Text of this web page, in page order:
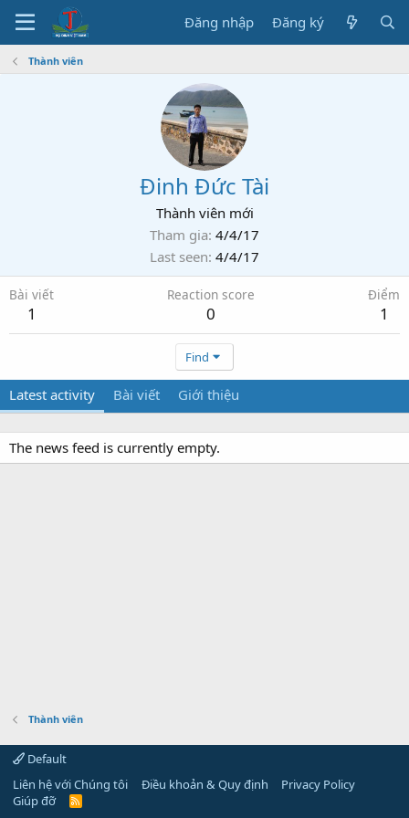
Đăng nhập Đăng ký
Thành viên
Đinh Đức Tài
Thành viên mới
Tham gia 4/4/17
Last seen 4/4/17
Bài viết
1
Reaction score
0
Điểm
1
Find
Latest activity Bài viết Giới thiệu
The news feed is currently empty.
Thành viên
Default
Liên hệ với Chúng tôi
Điều khoản & Quy định
Privacy Policy
Giúp đỡ
R